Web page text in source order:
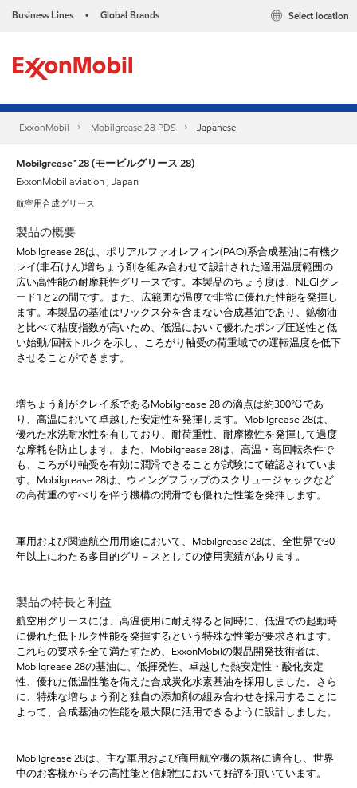
Business Lines • Global Brands Select location
ExxonMobil Mobilgrease 28 PDS Japanese
Mobilgrease™ 28 (モービルグリース 28)
ExxonMobil aviation , Japan
航空用合成グリース
製品の概要
Mobilgrease 28は、ポリアルファオレフィン(PAO)系合成基油に有機ク
レイ(非石けん)増ちょう剤を組み合わせて設計された適用温度範囲の
広い高性能の耐摩耗性グリースです。本製品のちょう度は、NLGIグレ
ード1と2の間です。また、広範囲な温度で非常に優れた性能を発揮し
ます。本製品の基油はワックス分を含まない合成基油であり、鉱物油
と比べて粘度指数が高いため、低温において優れたポンプ圧送性と低
い始動/回転トルクを示し、ころがり軸受の荷重域での運転温度を低下
させることができます。
増ちょう剤がクレイ系であるMobilgrease 28 の滴点は約300℃であ
り、高温において卓越した安定性を発揮します。Mobilgrease 28は、
優れた水洗耐水性を有しており、耐荷重性、耐摩擦性を発揮して過度
な摩耗を防止します。また、Mobilgrease 28は、高温・高回転条件で
も、ころがり軸受を有効に潤滑できることが試験にて確認されていま
す。Mobilgrease 28は、ウィングフラップのスクリュージャックなど
の高荷重のすべりを伴う機構の潤滑でも優れた性能を発揮します。
軍用および関連航空用用途において、 Mobilgrease 28は、全世界で30
年以上にわたる多目的グリ－スとしての使用実績があります。
製品の特長と利益
航空用グリースには、高温使用に耐え得ると同時に、低温での起動時
に優れた低トルク性能を発揮するという特殊な性能が要求されます。
これらの要求を全て満たすため、 ExxonMobilの製品開発技術者は、
Mobilgrease 28の基油に、低揮発性、卓越した熱安定性・酸化安定
性、優れた低温性能を備えた合成炭化水素基油を採用しました。さら
に、特殊な増ちょう剤と独自の添加剤の組み合わせを採用することに
よって、合成基油の性能を最大限に活用できるように設計しました。
Mobilgrease 28は、主な軍用および商用航空機の規格に適合し、世界
中のお客様からその高性能と信頼性において好評を頂いています。